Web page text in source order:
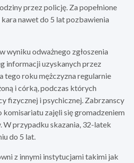
przez policję. Za popełnione
nawet do 5 lat pozbawienia
wyniku odważnego zgłoszenia
informacji uzyskanych przez
tego roku mężczyzna regularnie
i córką, podczas których
fizycznej i psychicznej. Zabrzanscy
zajęli się gromadzeniem
W przypadku skazania, 32-latek
do 5 lat.
z innymi instytucjami takimi jak